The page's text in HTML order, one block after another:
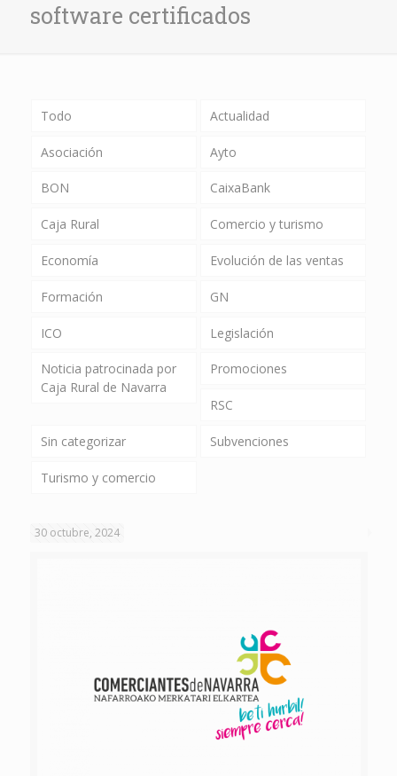
software certificados
Todo Actualidad
Asociación Ayto
BON CaixaBank
Caja Rural Comercio y turismo
Economía Evolución de las ventas
Formación GN
ICO Legislación
Noticia patrocinada por
Caja Rural de Navarra
Promociones
RSC
Sin categorizar Subvenciones
Turismo y comercio
30 octubre, 2024